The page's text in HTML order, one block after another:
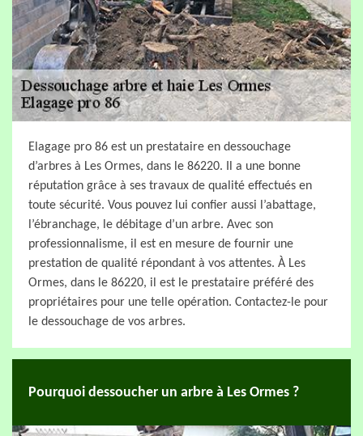
Elagage pro 86 est un prestataire en dessouchage
d’arbres à Les Ormes, dans le 86220. Il a une bonne
réputation grâce à ses travaux de qualité effectués en
toute sécurité. Vous pouvez lui confier aussi l’abattage,
l’ébranchage, le débitage d’un arbre. Avec son
professionnalisme, il est en mesure de fournir une
prestation de qualité répondant à vos attentes. À Les
Ormes, dans le 86220, il est le prestataire préféré des
propriétaires pour une telle opération. Contactez-le pour
le dessouchage de vos arbres.
Pourquoi dessoucher un arbre à Les Ormes ?